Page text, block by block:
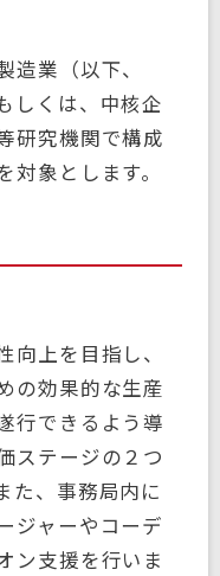
造業（以下、
しくは、中核企
研究機関で構成
対象とします。
向上を目指し、
の効果的な生産
行できるよう導
ステージの２つ
た、事務局内に
ジャーやコーデ
ン支援を行いま